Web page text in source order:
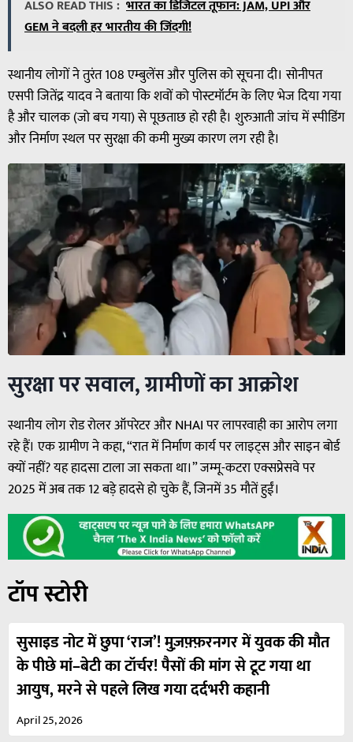
ALSO READ THIS : भारत का डिजिटल तूफान: JAM, UPI और
GEM ने बदली हर भारतीय की जिंदगी!
स्थानीय लोगों ने तुरंत 108 एम्बुलेंस और पुलिस को सूचना दी। सोनीपत
एसपी जितेंद्र यादव ने बताया कि शवों को पोस्टमॉर्टम के लिए भेज दिया गया
है और चालक (जो बच गया) से पूछताछ हो रही है। शुरुआती जांच में स्पीडिंग
और निर्माण स्थल पर सुरक्षा की कमी मुख्य कारण लग रही है।
सुरक्षा पर सवाल, ग्रामीणों का आक्रोश
स्थानीय लोग रोड रोलर ऑपरेटर और NHAI पर लापरवाही का आरोप लगा
रहे हैं। एक ग्रामीण ने कहा, “रात में निर्माण कार्य पर लाइट्स और साइन बोर्ड
क्यों नहीं? यह हादसा टाला जा सकता था।” जम्मू-कटरा एक्सप्रेसवे पर
2025 में अब तक 12 बड़े हादसे हो चुके हैं, जिनमें 35 मौतें हुईं।
टॉप स्टोरी
सुसाइड नोट में छुपा ‘राज’! मुज़फ़्फ़रनगर में युवक की मौत
के पीछे मां–बेटी का टॉर्चर! पैसों की मांग से टूट गया था
आयुष, मरने से पहले लिख गया दर्दभरी कहानी
April 25, 2026